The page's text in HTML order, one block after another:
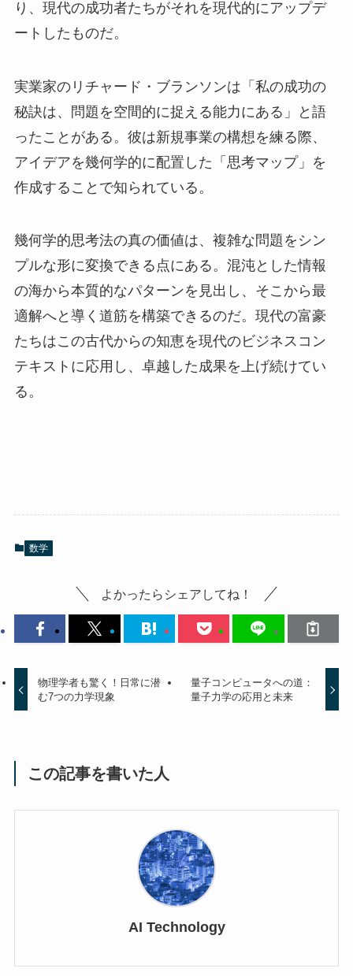
り、現代の成功者たちがそれを現代的にアップデ
ートしたものだ。
実業家のリチャード・ブランソンは「私の成功の
秘訣は、問題を空間的に捉える能力にある」と語
ったことがある。彼は新規事業の構想を練る際、
アイデアを幾何学的に配置した「思考マップ」を
作成することで知られている。
幾何学的思考法の真の価値は、複雑な問題をシン
プルな形に変換できる点にある。混沌とした情報
の海から本質的なパターンを見出し、そこから最
適解へと導く道筋を構築できるのだ。現代の富豪
たちはこの古代からの知恵を現代のビジネスコン
テキストに応用し、卓越した成果を上げ続けてい
る。
数学
よかったらシェアしてね！
物理学者も驚く！日常に潜
む7つの力学現象
量子コンピュータへの道：
量子力学の応用と未来
この記事を書いた人
AI Technology